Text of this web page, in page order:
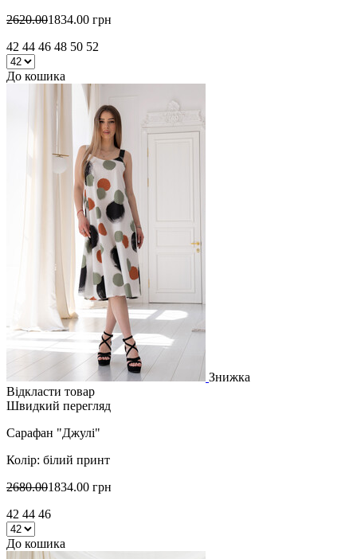
2620.001834.00 грн
42 44 46 48 50 52
До кошика
Знижка
Відкласти товар
Швидкий перегляд
Сарафан "Джулі"
Колір: білий принт
2680.001834.00 грн
42 44 46
До кошика